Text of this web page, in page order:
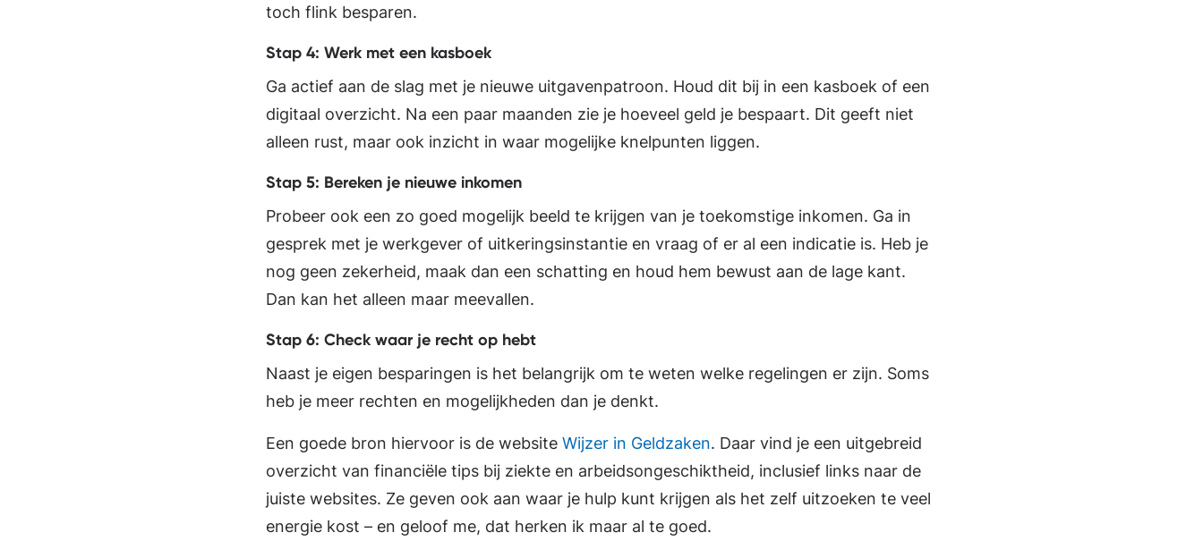
toch flink besparen.
Stap 4: Werk met een kasboek
Ga actief aan de slag met je nieuwe uitgavenpatroon. Houd dit bij in een kasboek of een
digitaal overzicht. Na een paar maanden zie je hoeveel geld je bespaart. Dit geeft niet
alleen rust, maar ook inzicht in waar mogelijke knelpunten liggen.
Stap 5: Bereken je nieuwe inkomen
Probeer ook een zo goed mogelijk beeld te krijgen van je toekomstige inkomen. Ga in
gesprek met je werkgever of uitkeringsinstantie en vraag of er al een indicatie is. Heb je
nog geen zekerheid, maak dan een schatting en houd hem bewust aan de lage kant.
Dan kan het alleen maar meevallen.
Stap 6: Check waar je recht op hebt
Naast je eigen besparingen is het belangrijk om te weten welke regelingen er zijn. Soms
heb je meer rechten en mogelijkheden dan je denkt.
Een goede bron hiervoor is de website Wijzer in Geldzaken. Daar vind je een uitgebreid
overzicht van financiële tips bij ziekte en arbeidsongeschiktheid, inclusief links naar de
juiste websites. Ze geven ook aan waar je hulp kunt krijgen als het zelf uitzoeken te veel
energie kost – en geloof me, dat herken ik maar al te goed.